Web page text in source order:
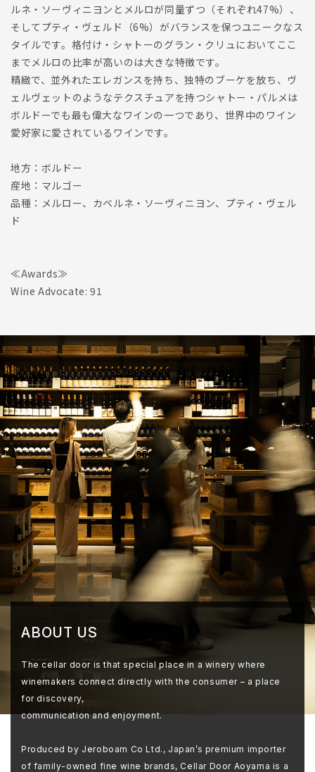
ルネ・ソーヴィニヨンとメルロが同量ずつ（それぞれ47%）、
そしてプティ・ヴェルド（6%）がバランスを保つユニークなス
タイルです。格付け・シャトーのグラン・クリュにおいてここ
までメルロの比率が高いのは大きな特徴です。
精緻で、並外れたエレガンスを持ち、独特のブーケを放ち、ヴ
ェルヴェットのようなテクスチュアを持つシャトー・パルメは
ボルドーでも最も偉大なワインの一つであり、世界中のワイン
愛好家に愛されているワインです。
地方：ボルドー
産地：マルゴー
品種：メルロー、カベルネ・ソーヴィニヨン、プティ・ヴェル
ド
≪Awards≫
Wine Advocate: 91
ABOUT US
The cellar door is that special place in a winery where
winemakers connect directly with the consumer – a place
for discovery,
communication and enjoyment.
Produced by Jeroboam Co Ltd., Japan’s premium importer
of family-owned fine wine brands, Cellar Door Aoyama is a